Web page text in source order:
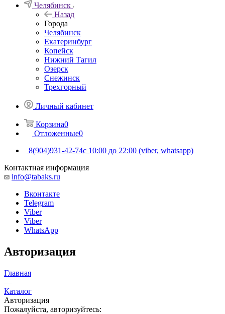
Челябинск
Назад
Города
Челябинск
Екатеринбург
Копейск
Нижний Тагил
Озерск
Снежинск
Трехгорный
Личный кабинет
Корзина0
Отложенные0
8(904)931-42-74с 10:00 до 22:00 (viber, whatsapp)
Контактная информация
info@tabaks.ru
Вконтакте
Telegram
Viber
Viber
WhatsApp
Авторизация
Главная
—
Каталог
Авторизация
Пожалуйста, авторизуйтесь: